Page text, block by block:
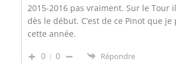
2015-2016 pas vraiment. Sur le Tour
dès le début. C’est de ce Pinot que
cette année.
0 0 Répondre